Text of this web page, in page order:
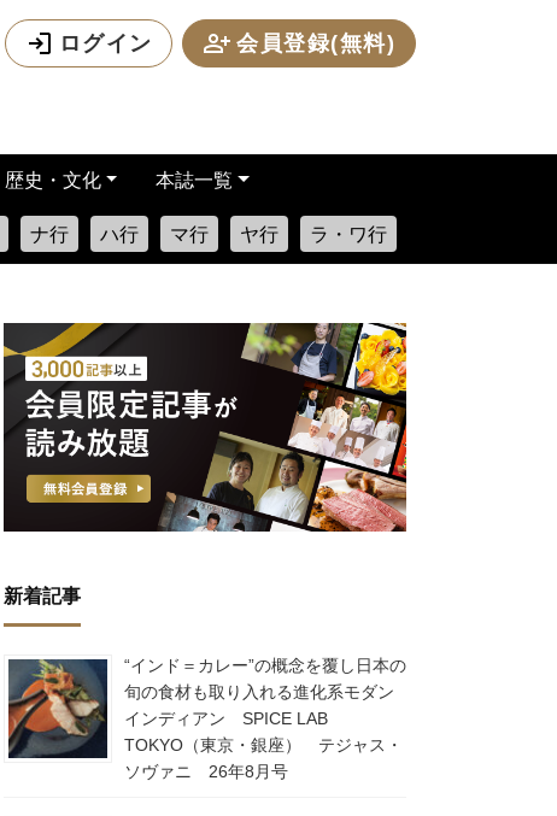
ログイン 会員登録(無料)
歴史・文化 本誌一覧
ナ行 ハ行 マ行 ヤ行 ラ・ワ行
新着記事
“インド＝カレー”の概念を覆し日本の
旬の食材も取り入れる進化系モダン
インディアン SPICE LAB
TOKYO（東京・銀座） テジャス・
ソヴァニ 26年8月号